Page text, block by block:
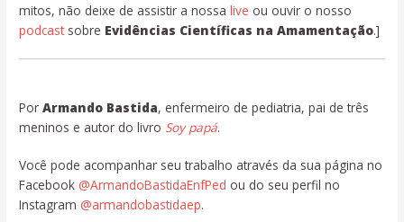
mitos, não deixe de assistir a nossalive ou ouvir o nosso
podcastsobre Evidências Científicas na Amamentação.]
PorArmando Bastida, enfermeiro de pediatria, pai de três
meninos e autor do livro Soy papá.
Você pode acompanhar seu trabalho através da sua página no
Facebook @ArmandoBastidaEnfPed ou do seu perfil no
Instagram @armandobastidaep.